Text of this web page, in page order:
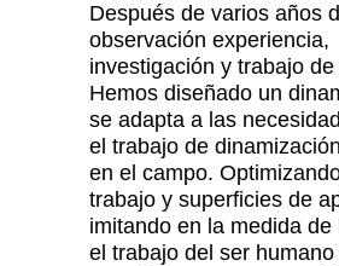
Después de varios años
observación experiencia,
investigación y trabajo
Hemos diseñado un
se adapta a las
el trabajo de
en el campo.
trabajo y superficies de
imitando en la medida de
el trabajo del ser